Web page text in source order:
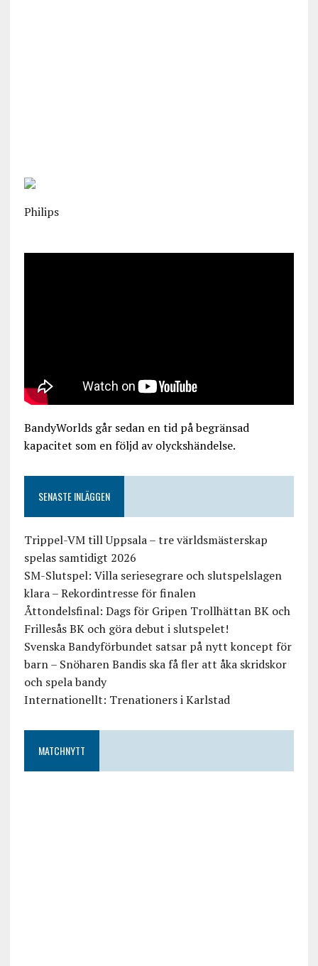
Philips
BandyWorlds går sedan en tid på begränsad
kapacitet som en följd av olyckshändelse.
SENASTE INLÄGGEN
Trippel-VM till Uppsala – tre världsmästerskap
spelas samtidigt 2026
SM-Slutspel: Villa seriesegrare och slutspelslagen
klara – Rekordintresse för finalen
Åttondelsfinal: Dags för Gripen Trollhättan BK och
Frillesås BK och göra debut i slutspelet!
Svenska Bandyförbundet satsar på nytt koncept för
barn – Snöharen Bandis ska få fler att åka skridskor
och spela bandy
Internationellt: Trenationers i Karlstad
MATCHNYTT